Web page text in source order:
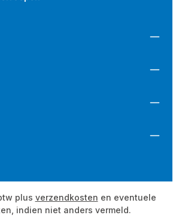
plus verzendkosten en eventuele
indien niet anders vermeld.